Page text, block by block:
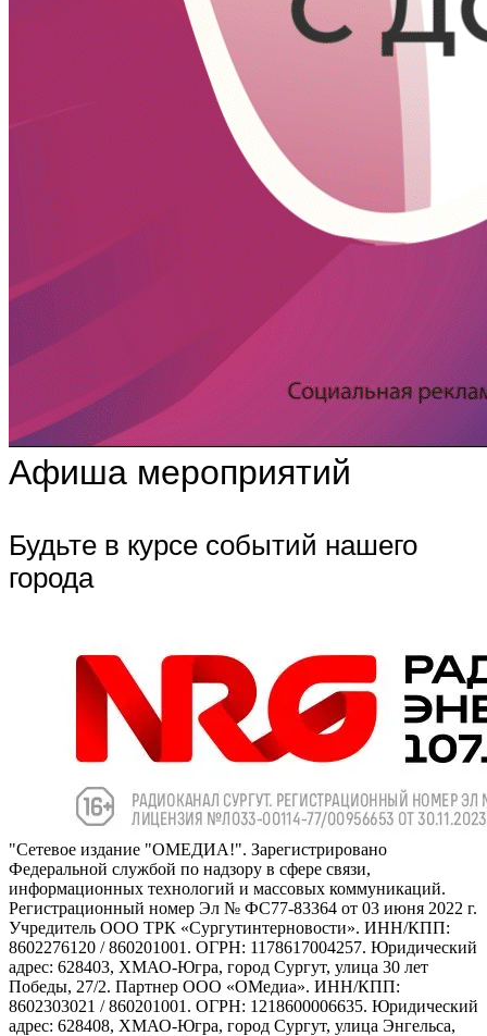
Афиша мероприятий
Будьте в курсе событий нашего
города
"Сетевое издание "ОМЕДИА!". Зарегистрировано
Федеральной службой по надзору в сфере связи,
информационных технологий и массовых коммуникаций.
Регистрационный номер Эл № ФС77-83364 от 03 июня 2022 г.
Учредитель ООО ТРК «Сургутинтерновости». ИНН/КПП:
8602276120 / 860201001. ОГРН: 1178617004257. Юридический
адрес: 628403, ХМАО-Югра, город Сургут, улица 30 лет
Победы, 27/2. Партнер ООО «ОМедиа». ИНН/КПП:
8602303021 / 860201001. ОГРН: 1218600006635. Юридический
адрес: 628408, ХМАО-Югра, город Сургут, улица Энгельса,